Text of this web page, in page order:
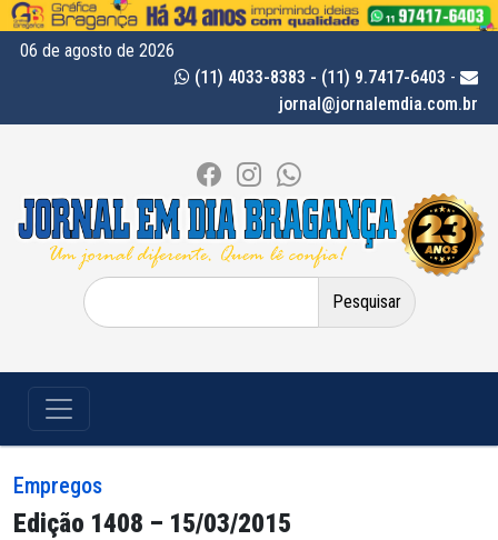
06 de agosto de 2026
(11) 4033-8383 - (11) 9.7417-6403 -
jornal@jornalemdia.com.br
Pesquisar
por:
Empregos
Edição 1408 – 15/03/2015